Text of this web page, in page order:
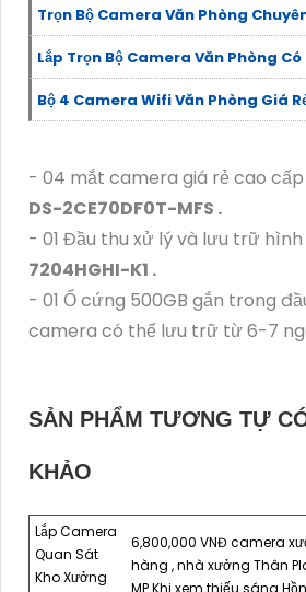
Trọn Bộ Camera Văn Phòng
Lắp Trọn Bộ Camera Văn Phòng
Bộ 4 Camera Wifi Văn Phòng Giá
- 04 mắt camera giá rẻ cao
DS-2CE70DF0T-MFS .
- 01 Đầu thu xử lý và lưu trữ hình
7204HGHI-K1 .
- 01 Ổ cứng 500GB gắn trong
camera có thể lưu trữ từ 6-7
SẢN PHẨM TƯƠNG TỰ
KHẢO
Lắp Camera
Quan Sát
Kho Xưởng
6,800,000 VNĐ camera
hàng , nhà xưởng Thân
MP Khi xem thiếu sáng